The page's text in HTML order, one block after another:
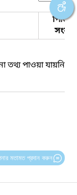
তথ্য পাওয়া যায়নি।
মতামত প্রদান করুন